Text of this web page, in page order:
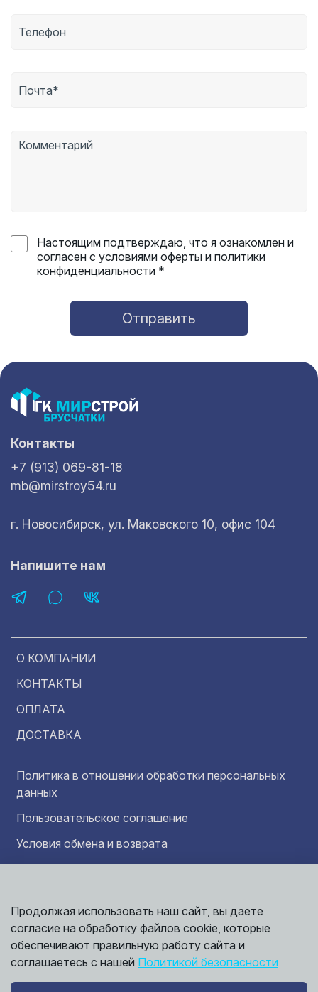
Настоящим подтверждаю, что я ознакомлен и
согласен с условиями оферты и политики
конфиденциальности *
Отправить
О КОМПАНИИ
КОНТАКТЫ
ОПЛАТА
ДОСТАВКА
Политика в отношении обработки персональных
данных
Пользовательское соглашение
Условия обмена и возврата
Контакты
+7 (913) 069-81-18
mb@mirstroy54.ru
г. Новосибирск, ул. Маковского 10, офис 104
Напишите нам
©
Информация представленная на сайте
носит исключительно ознакомительный
характер и ни при каких условиях не может
считаться публичной офертой. Точные
сведения о ценах, условиях продажи и
Продолжая использовать наш сайт, вы даете
согласие на обработку файлов cookie, которые
обеспечивают правильную работу сайта и
соглашаетесь с нашей Политикой безопасности